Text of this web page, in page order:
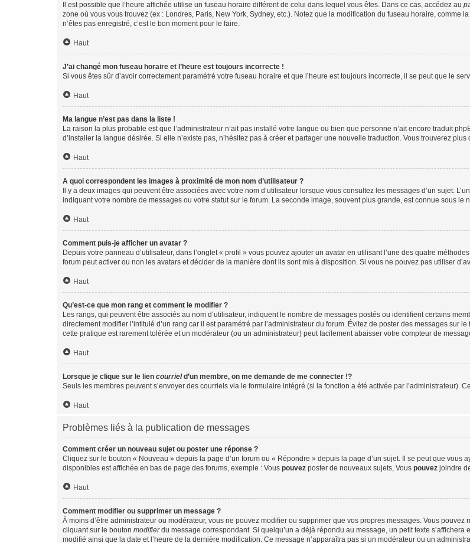
Il est possible que l’heure affichée utilise un fuseau horaire différent de celui dans lequel vous êtes. Dans ce cas, accédez au
zone où vous vous trouvez (ex : Londres, Paris, New York, Sydney, etc.). Notez que la modification du fuseau horaire, comme
n’êtes pas enregistré, c’est le bon moment pour le faire.
Haut
J’ai changé mon fuseau horaire et l’heure est toujours incorrecte !
Si vous êtes sûr d’avoir correctement paramétré votre fuseau horaire et que l’heure est toujours incorrecte, il se peut que le
Haut
Ma langue n’est pas dans la liste !
La raison la plus probable est que l’administrateur n’ait pas installé votre langue ou bien que personne n’ait encore traduit
d’installer la langue désirée. Si elle n’existe pas, n’hésitez pas à créer et partager une nouvelle traduction. Vous trouverez plus
Haut
A quoi correspondent les images à proximité de mon nom d’utilisateur ?
Il y a deux images qui peuvent être associées avec votre nom d’utilisateur lorsque vous consultez les messages d’un sujet.
indiquant votre nombre de messages ou votre statut sur le forum. La seconde image, souvent plus grande, est connue sous le
Haut
Comment puis-je afficher un avatar ?
Depuis votre panneau d’utilisateur, dans l’onglet « profil » vous pouvez ajouter un avatar en utilisant l’une des quatre
forum peut activer ou non les avatars et décider de la manière dont ils sont mis à disposition. Si vous ne pouvez pas utiliser
Haut
Qu’est-ce que mon rang et comment le modifier ?
Les rangs, qui peuvent être associés au nom d’utilisateur, indiquent le nombre de messages postés ou identifient certains
directement modifier l’intitulé d’un rang car il est paramétré par l’administrateur du forum. Évitez de poster des messages sur
cette pratique est rarement tolérée et un modérateur (ou un administrateur) peut facilement abaisser votre compteur de
Haut
Lorsque je clique sur le lien courrield’un membre, on me demande de me connecter !?
Seuls les membres peuvent s’envoyer des courriels via le formulaire intégré (si la fonction a été activée par l’administrateur).
Haut
Problèmes liés à la publication de messages
Comment créer un nouveau sujet ou poster une réponse ?
Cliquez sur le bouton « Nouveau » depuis la page d’un forum ou « Répondre » depuis la page d’un sujet. Il se peut que vous
disponibles est affichée en bas de page des forums, exemple : Vous pouvez poster de nouveaux sujets, Vous pouvez joindre
Haut
Comment modifier ou supprimer un message ?
À moins d’être administrateur ou modérateur, vous ne pouvez modifier ou supprimer que vos propres messages. Vous
cliquant sur le bouton modifierdu message correspondant. Si quelqu’un a déjà répondu au message, un petit texte
modifié ainsi que la date et l’heure de la dernière modification. Ce message n’apparaîtra pas si un modérateur ou un